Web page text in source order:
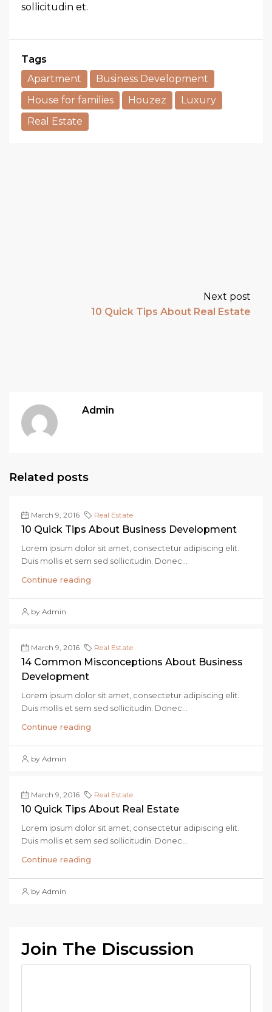
sollicitudin et.
Tags
Apartment
Business Development
House for families
Houzez
Luxury
Real Estate
Next post
10 Quick Tips About Real Estate
Admin
Related posts
March 9, 2016 Real Estate
10 Quick Tips About Business Development
Lorem ipsum dolor sit amet, consectetur adipiscing elit.
Duis mollis et sem sed sollicitudin. Donec...
Continue reading
by Admin
March 9, 2016 Real Estate
14 Common Misconceptions About Business
Development
Lorem ipsum dolor sit amet, consectetur adipiscing elit.
Duis mollis et sem sed sollicitudin. Donec...
Continue reading
by Admin
March 9, 2016 Real Estate
10 Quick Tips About Real Estate
Lorem ipsum dolor sit amet, consectetur adipiscing elit.
Duis mollis et sem sed sollicitudin. Donec...
Continue reading
by Admin
Join The Discussion